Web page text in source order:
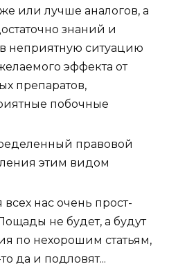
или лучше аналогов, а
знаний и
в неприятную ситуацию
эффекта от
препаратов,
побочные
правовой
этим видом
нас очень прост-
не будет, а будут
по нехорошим статьям,
да и подловят...